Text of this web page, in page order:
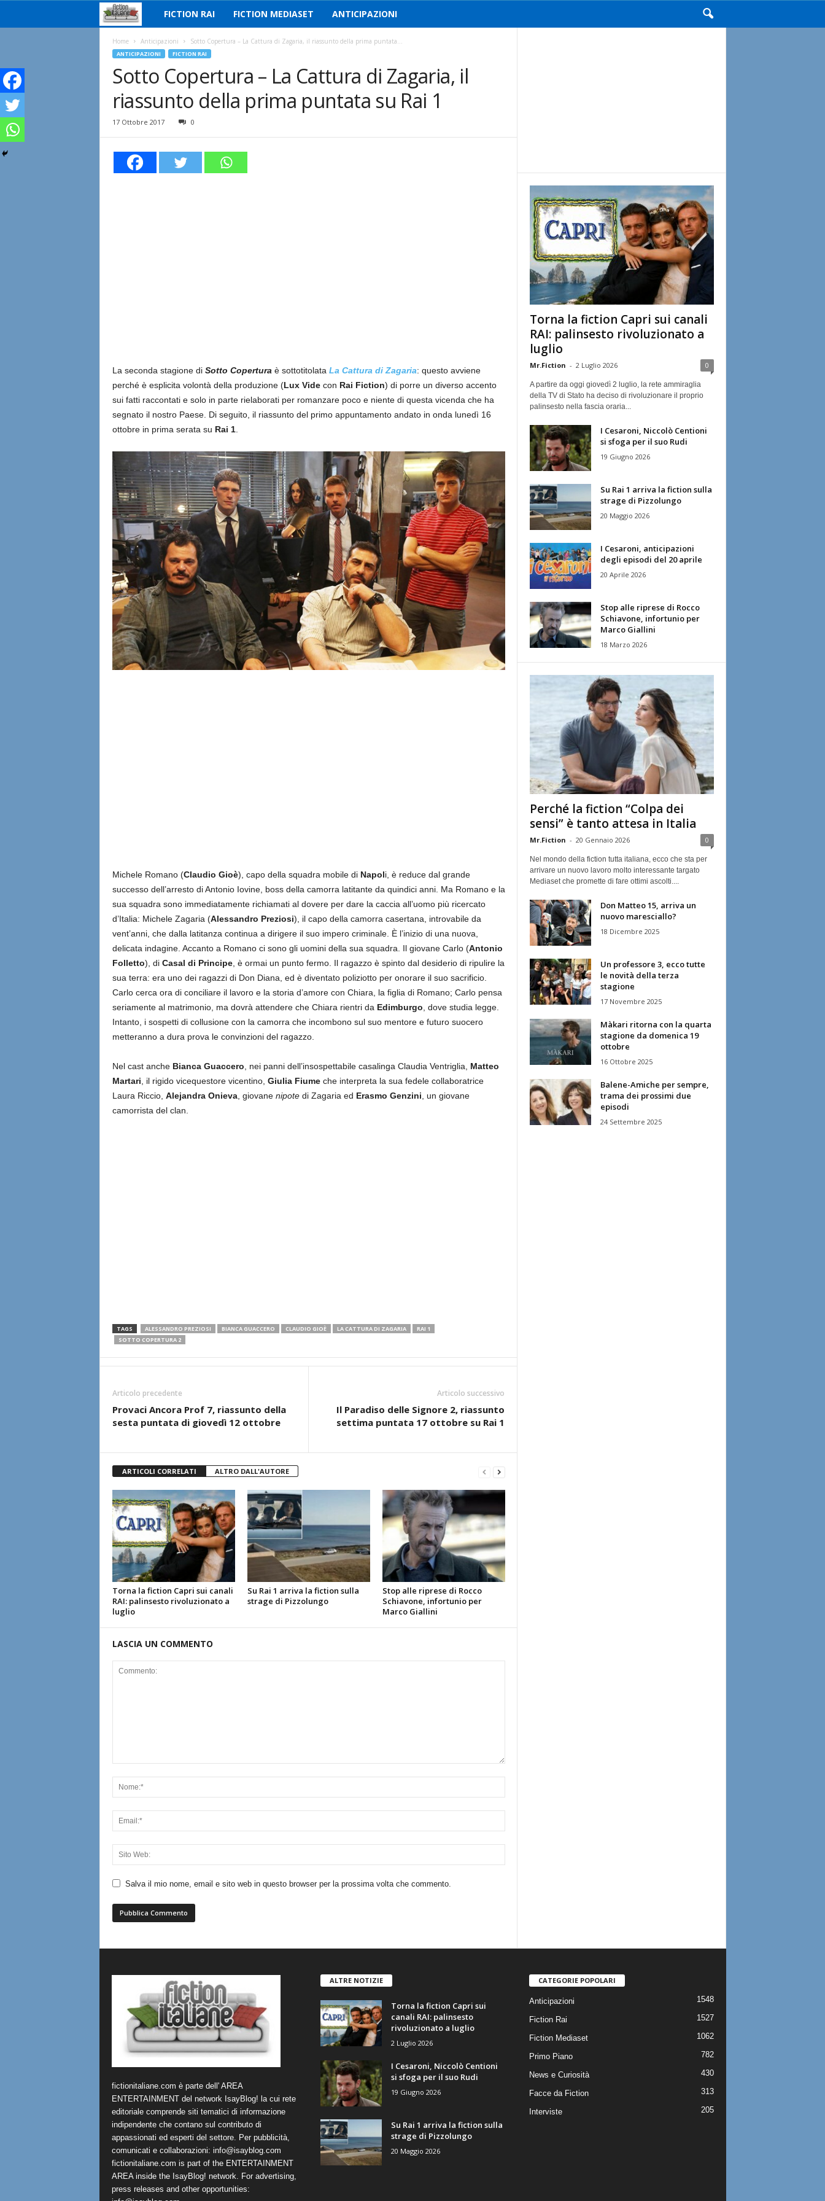
i
i
n
FICTION RAI FICTION MEDIASET ANTICIPAZIONI
Home Anticipazioni Sotto Copertura – La Cattura di Zagaria, il riassunto della prima puntata...
ANTICIPAZIONI FICTION RAI
Sotto Copertura – La Cattura di Zagaria, il
riassunto della prima puntata su Rai 1
17 Ottobre 2017 0
La seconda stagione di Sotto Copertura è sottotitolata La Cattura di Zagaria: questo avviene
perché è esplicita volontà della produzione (Lux Videcon Rai Fiction) di porre un diverso accento
sui fatti raccontati e solo in parte rielaborati per romanzare poco e niente di questa vicenda che ha
segnato il nostro Paese. Di seguito, il riassunto del primo appuntamento andato in onda lunedì 16
ottobre in prima serata su Rai 1.
Michele Romano (Claudio Gioè), capo della squadra mobile di Napoli, è reduce dal grande
successo dell’arresto di Antonio Iovine, boss della camorra latitante da quindici anni. Ma Romano e la
sua squadra sono immediatamente richiamati al dovere per dare la caccia all’uomo più ricercato
d’Italia: Michele Zagaria (Alessandro Preziosi), il capo della camorra casertana, introvabile da
vent’anni, che dalla latitanza continua a dirigere il suo impero criminale. È l’inizio di una nuova,
delicata indagine. Accanto a Romano ci sono gli uomini della sua squadra. Il giovane Carlo (Antonio
Folletto), di Casal di Principe, è ormai un punto fermo. Il ragazzo è spinto dal desiderio di ripulire la
sua terra: era uno dei ragazzi di Don Diana, ed è diventato poliziotto per onorare il suo sacrificio.
Carlo cerca ora di conciliare il lavoro e la storia d’amore con Chiara, la figlia di Romano; Carlo pensa
seriamente al matrimonio, ma dovrà attendere che Chiara rientri da Edimburgo , dove studia legge.
Intanto, i sospetti di collusione con la camorra che incombono sul suo mentore e futuro suocero
metteranno a dura prova le convinzioni del ragazzo.
Nel cast anche Bianca Guaccero , nei panni dell’insospettabile casalinga Claudia Ventriglia, Matteo
Martari , il rigido vicequestore vicentino, Giulia Fiumeche interpreta la sua fedele collaboratrice
Laura Riccio, Alejandra Onieva, giovane nipotedi Zagaria ed Erasmo Genzini , un giovane
camorrista del clan.
TAGS ALESSANDRO PREZIOSI BIANCA GUACCERO CLAUDIO GIOÈ LA CATTURA DI ZAGARIA
RAI 1
SOTTO COPERTURA 2
Articolo precedente
Provaci Ancora Prof 7, riassunto della
sesta puntata di giovedì 12 ottobre
Articolo successivo
Il Paradiso delle Signore 2, riassunto
settima puntata 17 ottobre su Rai 1
ARTICOLI CORRELATI ALTRO DALL'AUTORE
Torna la fiction Capri sui canali
RAI: palinsesto rivoluzionato a
luglio
Su Rai 1 arriva la fiction sulla
strage di Pizzolungo
Stop alle riprese di Rocco
Schiavone, infortunio per
Marco Giallini
LASCIA UN COMMENTO
Salva il mio nome, email e sito web in questo browser per la prossima volta che commento.
Torna la fiction Capri sui canali
RAI: palinsesto rivoluzionato a
luglio
Mr.Fiction - 2 Luglio 2026 0
A partire da oggi giovedì 2 luglio, la rete ammiraglia
della TV di Stato ha deciso di rivoluzionare il proprio
palinsesto nella fascia oraria...
I Cesaroni, Niccolò Centioni
si sfoga per il suo Rudi
19 Giugno 2026
Su Rai 1 arriva la fiction sulla
strage di Pizzolungo
20 Maggio 2026
I Cesaroni, anticipazioni
degli episodi del 20 aprile
20 Aprile 2026
Stop alle riprese di Rocco
Schiavone, infortunio per
Marco Giallini
18 Marzo 2026
Perché la fiction “Colpa dei
sensi” è tanto attesa in Italia
Mr.Fiction - 20 Gennaio 2026 0
Nel mondo della fiction tutta italiana, ecco che sta per
arrivare un nuovo lavoro molto interessante targato
Mediaset che promette di fare ottimi ascolti....
Don Matteo 15, arriva un
nuovo maresciallo?
18 Dicembre 2025
Un professore 3, ecco tutte
le novità della terza
stagione
17 Novembre 2025
Màkari ritorna con la quarta
stagione da domenica 19
ottobre
16 Ottobre 2025
Balene-Amiche per sempre,
trama dei prossimi due
episodi
24 Settembre 2025
fictionitaliane.com è parte dell' AREA
ENTERTAINMENT del network IsayBlog! la cui rete
editoriale comprende siti tematici di informazione
indipendente che contano sul contributo di
appassionati ed esperti del settore. Per pubblicità,
comunicati e collaborazioni: info@isayblog.com
fictionitaliane.com is part of the ENTERTAINMENT
AREA inside the IsayBlog! network. For advertising,
press releases and other opportunities:
ALTRE NOTIZIE
Torna la fiction Capri sui
canali RAI: palinsesto
rivoluzionato a luglio
2 Luglio 2026
I Cesaroni, Niccolò Centioni
si sfoga per il suo Rudi
19 Giugno 2026
Su Rai 1 arriva la fiction sulla
strage di Pizzolungo
20 Maggio 2026
CATEGORIE POPOLARI
Anticipazioni 1548
Fiction Rai 1527
Fiction Mediaset 1062
Primo Piano 782
News e Curiosità 430
Facce da Fiction 313
Interviste 205